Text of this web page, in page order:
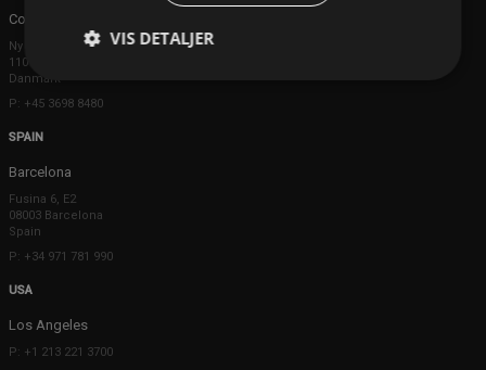
Copenhagen
Ny Østergade 20
1101 København K
Danmark
P: +45 3698 8480
SPAIN
Barcelona
Fusina 6, E2
08003 Barcelona
Spain
P: +34 971 781 990
USA
Los Angeles
P: +1 213 221 3700
VIS DETALJER